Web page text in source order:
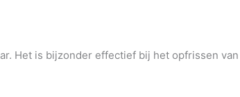
Het is bijzonder effectief bij het opfrissen van